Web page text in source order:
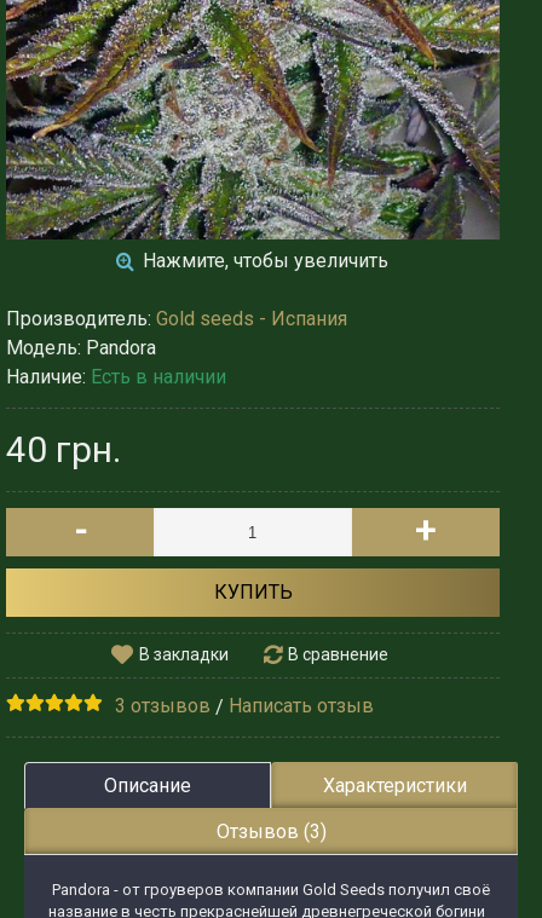
Нажмите, чтобы увеличить
Производитель: Gold seeds - Испания
Модель: Pandora
Наличие: Есть в наличии
40 грн.
-
+
КУПИТЬ
В закладки В сравнение
3 отзывов / Написать отзыв
Описание
Характеристики
Отзывов (3)
Pandora - от гроуверов компании Gold Seeds получил своё
название в честь прекраснейшей древнегреческой богини